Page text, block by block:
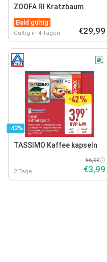
ZOOFA RI Kratzbaum
Bald gültig
Gültig in 4 Tagen €29,99
-42%
TASSIMO Kaffee kapseln
2 Tage
€6,99
€3,99